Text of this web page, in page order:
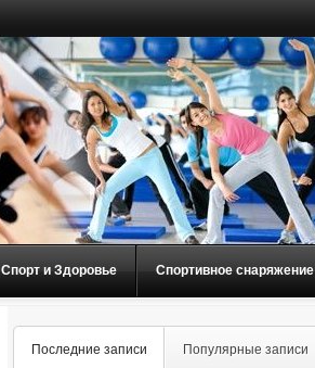
Спорт и Здоровье Спортивное снаряжение
Последние записи Популярные записи